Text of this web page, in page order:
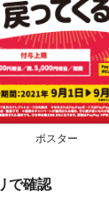
ポスター
で確認